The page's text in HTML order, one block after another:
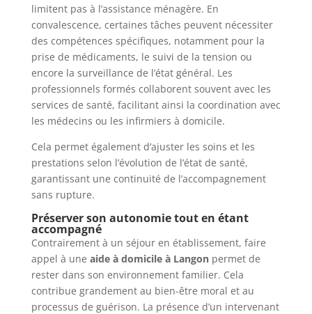
limitent pas à l’assistance ménagère. En
convalescence, certaines tâches peuvent nécessiter
des compétences spécifiques, notamment pour la
prise de médicaments, le suivi de la tension ou
encore la surveillance de l’état général. Les
professionnels formés collaborent souvent avec les
services de santé, facilitant ainsi la coordination avec
les médecins ou les infirmiers à domicile.
Cela permet également d’ajuster les soins et les
prestations selon l’évolution de l’état de santé,
garantissant une continuité de l’accompagnement
sans rupture.
Préserver son autonomie tout en étant
accompagné
Contrairement à un séjour en établissement, faire
appel à une aide à domicile à Langonpermet de
rester dans son environnement familier. Cela
contribue grandement au bien-être moral et au
processus de guérison. La présence d’un intervenant